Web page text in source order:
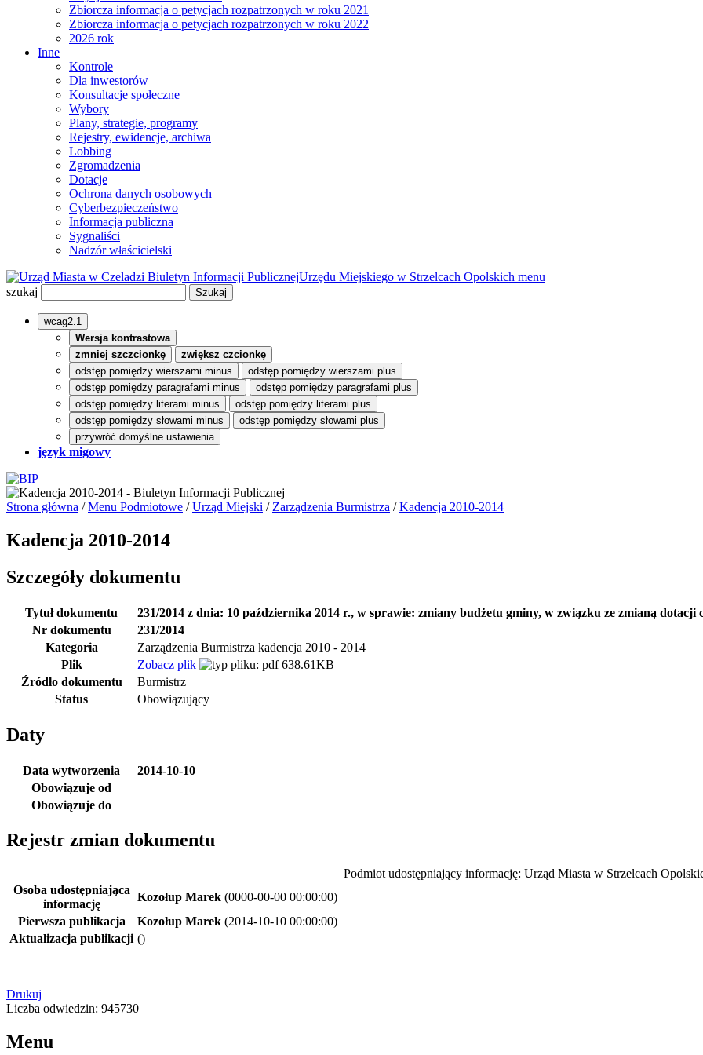
Zbiorcza informacja o petycjach rozpatrzonych w roku 2021
Zbiorcza informacja o petycjach rozpatrzonych w roku 2022
2026 rok
Inne
Kontrole
Dla inwestorów
Konsultacje społeczne
Wybory
Plany, strategie, programy
Rejestry, ewidencje, archiwa
Lobbing
Zgromadzenia
Dotacje
Ochrona danych osobowych
Cyberbezpieczeństwo
Informacja publiczna
Sygnaliści
Nadzór właścicielski
Biuletyn Informacji PublicznejUrzędu Miejskiego w Strzelcach Opolskich menu
szukaj
wcag2.1
Wersja kontrastowa
zmniej szczcionkę
zwiększ czcionkę
odstęp pomiędzy wierszami minus
odstęp pomiędzy wierszami plus
odstęp pomiędzy paragrafami minus
odstęp pomiędzy paragrafami plus
odstęp pomiędzy literami minus
odstęp pomiędzy literami plus
odstęp pomiędzy słowami minus
odstęp pomiędzy słowami plus
przywróć domyślne ustawienia
język migowy
Strona główna /Menu Podmiotowe /Urząd Miejski / Zarządzenia Burmistrza /Kadencja 2010-2014
Kadencja 2010-2014
Szczegóły dokumentu
Tytuł dokumentu
231/2014 z dnia: 10 października 2014 r., w sprawie: zmiany budżetu gminy, w związku ze zmianą dotacji
Nr dokumentu
231/2014
Kategoria
Zarządzenia Burmistrza kadencja 2010 - 2014
Plik
Zobacz plik
638.61KB
Źródło dokumentu
Burmistrz
Status
Obowiązujący
Daty
Data wytworzenia
2014-10-10
Obowiązuje od
Obowiązuje do
Rejestr zmian dokumentu
Podmiot udostępniający informację: Urząd Miasta w Strzelcach
Osoba udostępniająca
informację
Kozołup Marek (0000-00-00 00:00:00)
Pierwsza publikacja
Kozołup Marek (2014-10-10 00:00:00)
Aktualizacja publikacji ()
Drukuj
Liczba odwiedzin: 945730
Menu